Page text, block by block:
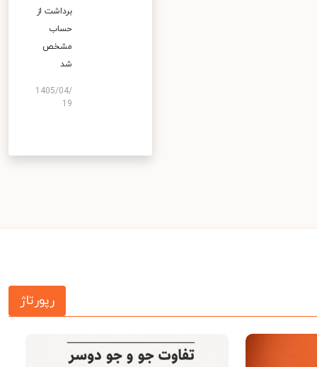
برداشت از
حساب
مشخص
شد
1405/04/
19
رپورتاژ